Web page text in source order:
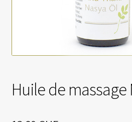
Les secrets du Lotus Rose des
Le verre violet de MIRON
Marque Essences de Prana
Contact
Huile de massage